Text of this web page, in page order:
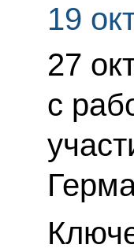
19
27
с